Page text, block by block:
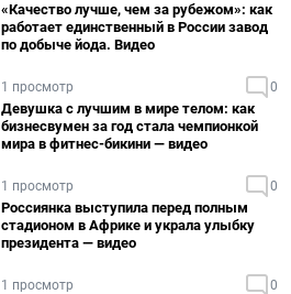
«Качество лучше, чем за рубежом»: как
работает единственный в России завод
по добыче йода. Видео
1 просмотр 0
Девушка с лучшим в мире телом: как
бизнесвумен за год стала чемпионкой
мира в фитнес-бикини — видео
1 просмотр 0
Россиянка выступила перед полным
стадионом в Африке и украла улыбку
президента — видео
1 просмотр 0